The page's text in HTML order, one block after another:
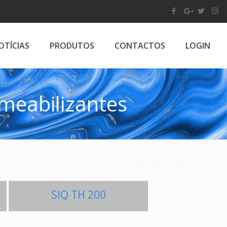
PRODUTOS CONTACTOS LOGIN
SIQ TH 200